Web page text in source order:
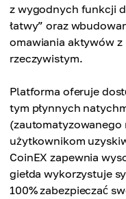
z wygodnych funkcji
łatwy” oraz
omawiania aktywów
rzeczywistym.
Platforma oferuje
tym płynnych
(zautomatyzowanego
użytkownikom
CoinEX zapewnia
giełda wykorzystuje
100% zabezpieczać